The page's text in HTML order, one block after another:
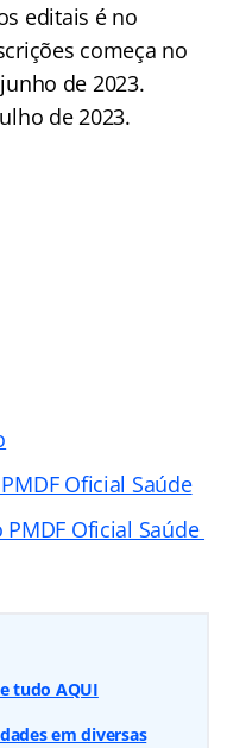
editais é no
começa no
de 2023.
de 2023.
Oficial Saúde
Oficial Saúde
tudo AQUI
em diversas